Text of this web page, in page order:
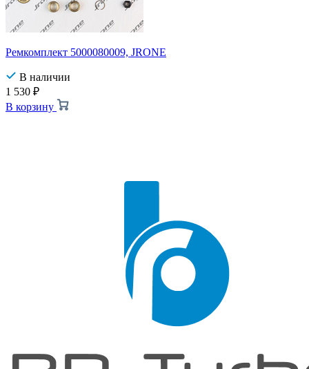
Ремкомплект 5000080009, JRONE
В наличии
1 530 ₽
В корзину